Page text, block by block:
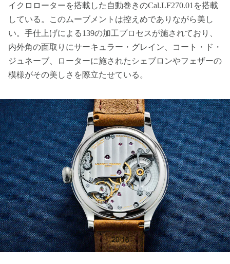
イクロローターを搭載した自動巻きのCal.LF270.01を搭載
している。このムーブメントは控えめでありながら美し
い。手仕上げによる139の加工プロセスが施されており、
内外角の面取りにサーキュラー・グレイン、コート・ド・
ジュネーブ、ローターに施されたシェブロンやフェザーの
模様がその美しさを際立たせている。